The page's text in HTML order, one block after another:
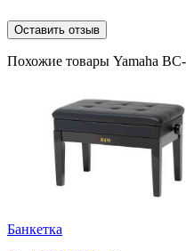
Оставить отзыв
Похожие товары Yamaha
Банкетка